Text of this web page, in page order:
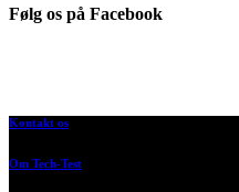
Følg os på Facebook
Kontakt os
Om Tech-Test